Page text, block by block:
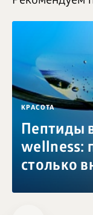
КРАСОТА
Пептиды
wellness:
столько